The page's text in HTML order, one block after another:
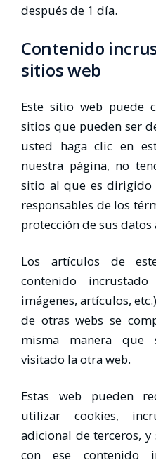
después de 1 día.
Contenido
sitios web
Este sitio web puede
sitios que pueden ser
usted haga clic en
nuestra página, no
sitio al que es dirigido
responsables de los
protección de sus datos
Los artículos de
contenido
imágenes, artículos,
de otras webs se
misma manera que
visitado la otra web.
Estas web pueden
utilizar cookies,
adicional de terceros,
con ese contenido